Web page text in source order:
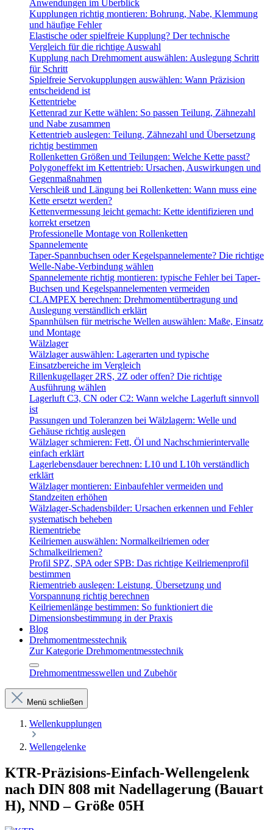
Anwendungen im Überblick
Kupplungen richtig montieren: Bohrung, Nabe, Klemmung
und häufige Fehler
Elastische oder spielfreie Kupplung? Der technische
Vergleich für die richtige Auswahl
Kupplung nach Drehmoment auswählen: Auslegung Schritt
für Schritt
Spielfreie Servokupplungen auswählen: Wann Präzision
entscheidend ist
Kettentriebe
Kettenrad zur Kette wählen: So passen Teilung, Zähnezahl
und Nabe zusammen
Kettentrieb auslegen: Teilung, Zähnezahl und Übersetzung
richtig bestimmen
Rollenketten Größen und Teilungen: Welche Kette passt?
Polygoneffekt im Kettentrieb: Ursachen, Auswirkungen und
Gegenmaßnahmen
Verschleiß und Längung bei Rollenketten: Wann muss eine
Kette ersetzt werden?
Kettenvermessung leicht gemacht: Kette identifizieren und
korrekt ersetzen
Professionelle Montage von Rollenketten
Spannelemente
Taper-Spannbuchsen oder Kegelspannelemente? Die richtige
Welle-Nabe-Verbindung wählen
Spannelemente richtig montieren: typische Fehler bei Taper-
Buchsen und Kegelspannelementen vermeiden
CLAMPEX berechnen: Drehmomentübertragung und
Auslegung verständlich erklärt
Spannhülsen für metrische Wellen auswählen: Maße, Einsatz
und Montage
Wälzlager
Wälzlager auswählen: Lagerarten und typische
Einsatzbereiche im Vergleich
Rillenkugellager 2RS, 2Z oder offen? Die richtige
Ausführung wählen
Lagerluft C3, CN oder C2: Wann welche Lagerluft sinnvoll
ist
Passungen und Toleranzen bei Wälzlagern: Welle und
Gehäuse richtig auslegen
Wälzlager schmieren: Fett, Öl und Nachschmierintervalle
einfach erklärt
Lagerlebensdauer berechnen: L10 und L10h verständlich
erklärt
Wälzlager montieren: Einbaufehler vermeiden und
Standzeiten erhöhen
Wälzlager-Schadensbilder: Ursachen erkennen und Fehler
systematisch beheben
Riementriebe
Keilriemen auswählen: Normalkeilriemen oder
Schmalkeilriemen?
Profil SPZ, SPA oder SPB: Das richtige Keilriemenprofil
bestimmen
Riementrieb auslegen: Leistung, Übersetzung und
Vorspannung richtig berechnen
Keilriemenlänge bestimmen: So funktioniert die
Dimensionsbestimmung in der Praxis
Blog
Drehmomentmesstechnik
Zur Kategorie Drehmomentmesstechnik
Drehmomentmesswellen und Zubehör
Menü schließen
Wellenkupplungen
Wellengelenke
KTR-Präzisions-Einfach-Wellengelenk
nach DIN 808 mit Nadellagerung (Bauart
H), NND – Größe 05H